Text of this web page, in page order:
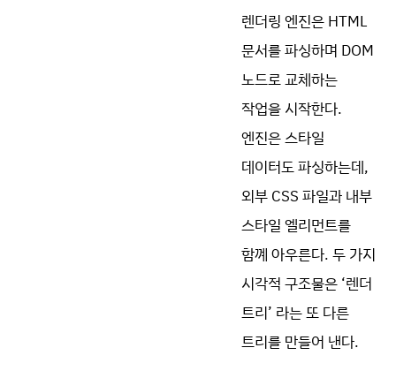
렌더링 엔진은 HTML
문서를 파싱하며 DOM
노드로 교체하는
작업을 시작한다.
엔진은 스타일
데이터도 파싱하는데,
외부 CSS 파일과 내부
스타일 엘리먼트를
함꼐 아우른다. 두 가지
시각적 구조물은 ‘렌더
트리’ 라는 또 다른
트리를 만들어 낸다.